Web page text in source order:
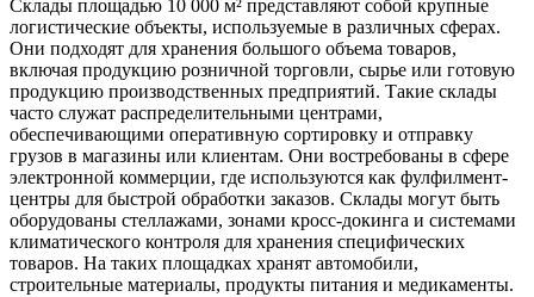
Склады площадью 10 000 м² представляют собой крупные
логистические объекты, используемые в различных сферах.
Они подходят для хранения большого объема товаров,
включая продукцию розничной торговли, сырье или готовую
продукцию производственных предприятий. Такие склады
часто служат распределительными центрами,
обеспечивающими оперативную сортировку и отправку
грузов в магазины или клиентам. Они востребованы в сфере
электронной коммерции, где используются как фулфилмент-
центры для быстрой обработки заказов. Склады могут быть
оборудованы стеллажами, зонами кросс-докинга и системами
климатического контроля для хранения специфических
товаров. На таких площадках хранят автомобили,
строительные материалы, продукты питания и медикаменты.